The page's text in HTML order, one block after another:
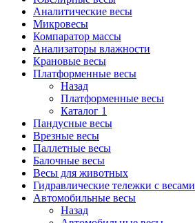
Аналитические весы
Микровесы
Компаратор массы
Анализаторы влажности
Крановые весы
Платформенные весы
Назад
Платформенные весы
Каталог 1
Пандусные весы
Врезные весы
Паллетные весы
Балочные весы
Весы для животных
Гидравлические тележки с весами
Автомобильные весы
Назад